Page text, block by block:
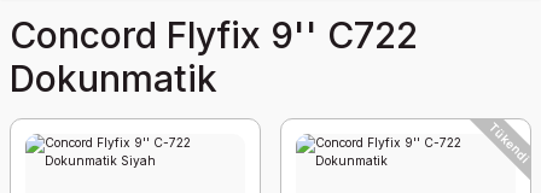
Concord Flyfix 9'' C722
Dokunmatik
Tükendi